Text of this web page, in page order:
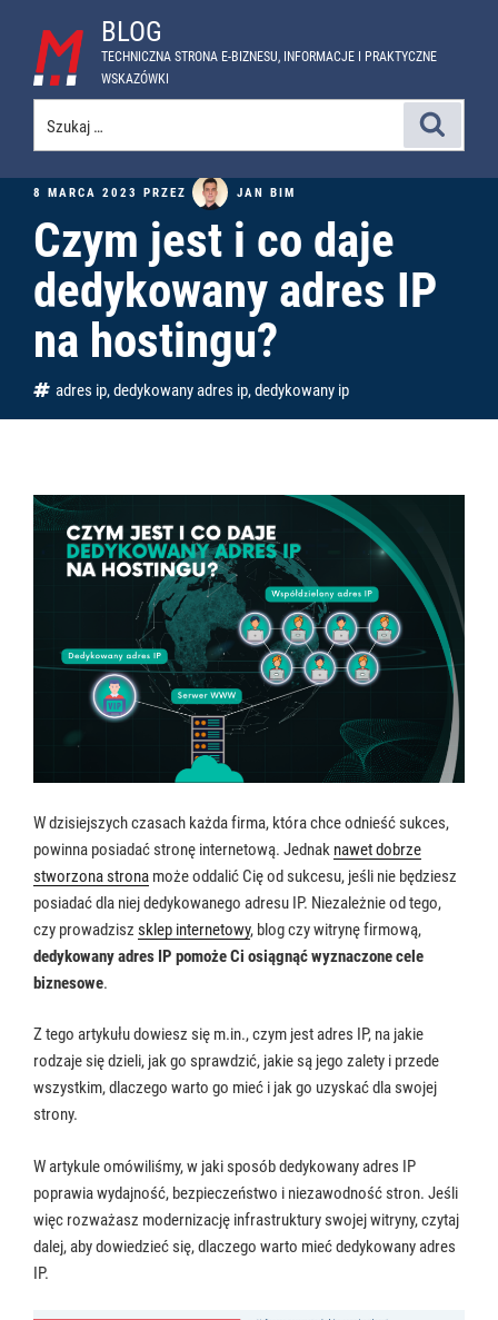
BLOG
TECHNICZNA STRONA E-BIZNESU, INFORMACJE I PRAKTYCZNE
WSKAZÓWKI
OPUBLIKOWANE
8 MARCA 2023 PRZEZ JAN BIM
Czym jest i co daje
dedykowany adres IP
na hostingu?
Tagi
adres ip,dedykowany adres ip,dedykowany ip
W dzisiejszych czasach każda firma, która chce odnieść sukces,
powinna posiadać stronę internetową. Jednak nawet dobrze
stworzona strona może oddalić Cię od sukcesu, jeśli nie będziesz
posiadać dla niej dedykowanego adresu IP. Niezależnie od tego,
czy prowadzisz sklep internetowy, blog czy witrynę firmową,
dedykowany adres IP pomoże Ci osiągnąć wyznaczone cele
biznesowe.
Z tego artykułu dowiesz się m.in., czym jest adres IP, na jakie
rodzaje się dzieli, jak go sprawdzić, jakie są jego zalety i przede
wszystkim, dlaczego warto go mieć i jak go uzyskać dla swojej
strony.
W artykule omówiliśmy, w jaki sposób dedykowany adres IP
poprawia wydajność, bezpieczeństwo i niezawodność stron. Jeśli
więc rozważasz modernizację infrastruktury swojej witryny, czytaj
dalej, aby dowiedzieć się, dlaczego warto mieć dedykowany adres
IP.